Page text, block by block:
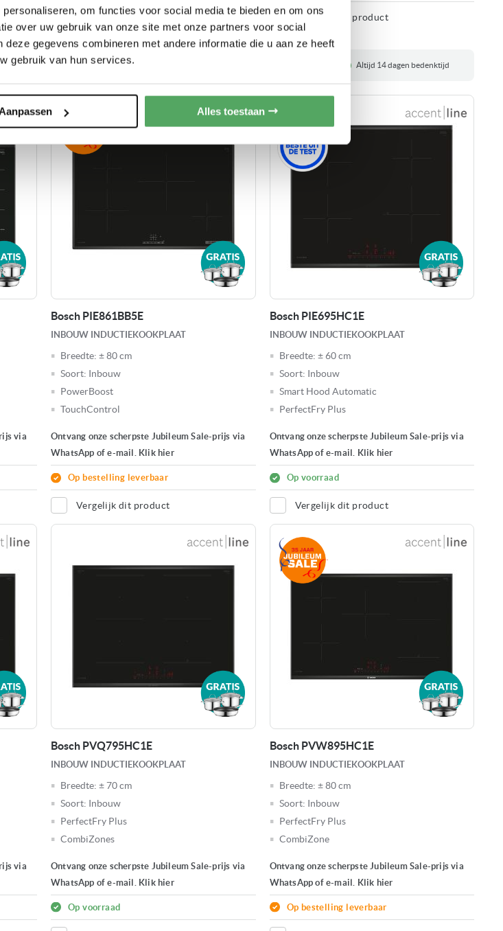
om functies voor social media te bieden en om ons
over uw gebruik van onze site met onze partners voor social
gegevens combineren met andere informatie die u aan ze heeft
gebruik van hun services.
Alles toestaan
Vergelijk dit product Vergelijk dit product
Meer dan 35 jaar dé specialist Altijd 14 dagen bedenktijd
via
Bosch PIE861BB5E
INBOUW INDUCTIEKOOKPLAAT
Breedte: ± 80 cm
Soort: Inbouw
PowerBoost
TouchControl
Ontvang onze scherpste Jubileum Sale-prijs via
WhatsApp of e-mail. Klik hier
Op bestelling leverbaar
Vergelijk dit product
Bosch PIE695HC1E
INBOUW INDUCTIEKOOKPLAAT
Breedte: ± 60 cm
Soort: Inbouw
Smart Hood Automatic
PerfectFry Plus
Ontvang onze scherpste Jubileum Sale-prijs via
WhatsApp of e-mail. Klik hier
Op voorraad
Vergelijk dit product
via
Bosch PVQ795HC1E
INBOUW INDUCTIEKOOKPLAAT
Breedte: ± 70 cm
Soort: Inbouw
PerfectFry Plus
CombiZones
Ontvang onze scherpste Jubileum Sale-prijs via
WhatsApp of e-mail. Klik hier
Op voorraad
Bosch PVW895HC1E
INBOUW INDUCTIEKOOKPLAAT
Breedte: ± 80 cm
Soort: Inbouw
PerfectFry Plus
CombiZone
Ontvang onze scherpste Jubileum Sale-prijs via
WhatsApp of e-mail. Klik hier
Op bestelling leverbaar